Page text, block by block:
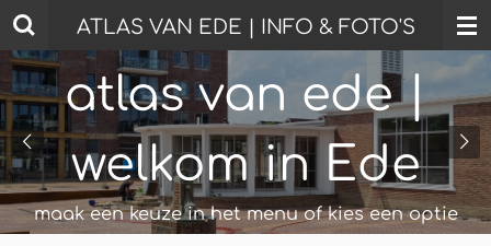
Ga
direct
naar
de
hoofdinhoud
ATLAS VAN EDE | INFO & FOTO'S
atlas van ede |
welkom in Ede
maak een keuze in het menu of kies een optie
atlas van ede | zelf
rondkijken in mooi ede
korte wandelingen - mooi ede top 100 - ede
bezoeken